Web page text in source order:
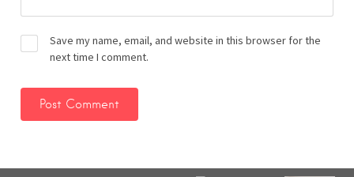
Save my name, email, and website in this browser for the
next time I comment.